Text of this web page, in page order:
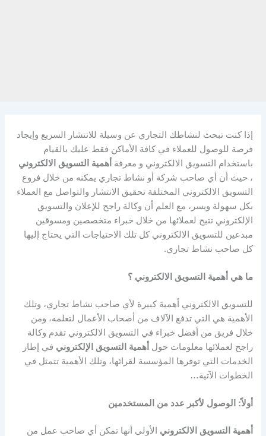
إذا كنت تبحث لنشاطك التجاري عن وسيلة للانتشار السريع وإيجاد
فرصة للوصول للعملاء في كافة الأماكن فقط عليك بالقيام
باستخدام التسويق الالكتروني و معرفة أهمية التسويق الالكتروني
، حيث أن أي صاحب شركة أو نشاط تجاري يمكنه من خلال فروع
التسويق الالكتروني المختلفة تحقيق الانتشار والتواصل مع العملاء
بكل سهولة ويسر، مع العلم أن وكالة راجح للإعلان والتسويق
الإلكتروني تتيح لعملائها من خلال خبراء متخصصين ومسوقين
مبدعين للتسويق الالكتروني كل تلك الاحتياجات التي يحتاج إليها
كل صاحب نشاط تجاري.
ما هي أهمية التسويق الالكتروني ؟
للتسويق الالكتروني أهمية كبيرة لأي صاحب نشاط تجاري، وتلك
الأهمية هي التي تدفع الآلاف من أصحاب الأعمال لتعلمه، ومن
خلال فريق من أفضل خبراء في التسويق الالكتروني تقدم وكالة
راجح لعملائها معلومات حول أهمية التسويق الإلكتروني في إطار
الخدمات التي توفرها المؤسسة لقرائها، وتلك الأهمية تتمثل في
الخطوات الآتية…
أولاً: الوصول لأكبر عدد من المستخدمين
أهمية التسويق الالكتروني الأولى أنها تمكن أي صاحب عمل من